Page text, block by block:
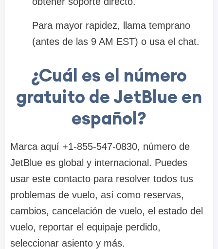
Para mayor rapidez, llama temprano
(antes de las 9 AM EST) o usa el chat.
¿Cuál es el número
gratuito de JetBlue en
español?
Marca aquí +1-855-547-0830, número de
JetBlue es global y internacional. Puedes
usar este contacto para resolver todos tus
problemas de vuelo, así como reservas,
cambios, cancelación de vuelo, el estado del
vuelo, reportar el equipaje perdido,
seleccionar asiento y más.